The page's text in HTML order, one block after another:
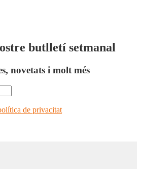
butlletí setmanal
novetats i molt més
de privacitat